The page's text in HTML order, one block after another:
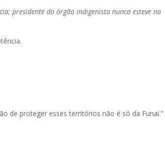
presidente do órgão indigenista nunca esteve na
de proteger esses territórios não é só da Funai.”